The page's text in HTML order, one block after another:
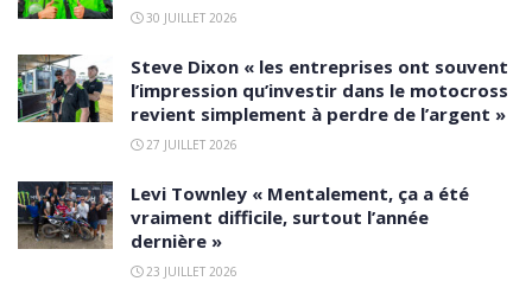
30 JUILLET 2026
Steve Dixon « les entreprises ont souvent
l’impression qu’investir dans le motocross
revient simplement à perdre de l’argent »
27 JUILLET 2026
Levi Townley « Mentalement, ça a été
vraiment difficile, surtout l’année
dernière »
23 JUILLET 2026